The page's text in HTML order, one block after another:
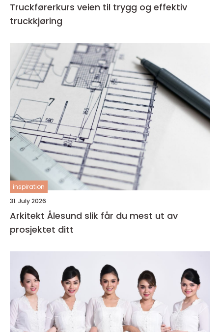
Truckførerkurs veien til trygg og effektiv
truckkjøring
inspiration
31. July 2026
Arkitekt Ålesund slik får du mest ut av
prosjektet ditt